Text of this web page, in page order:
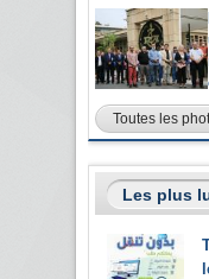
Toutes les
Les plus